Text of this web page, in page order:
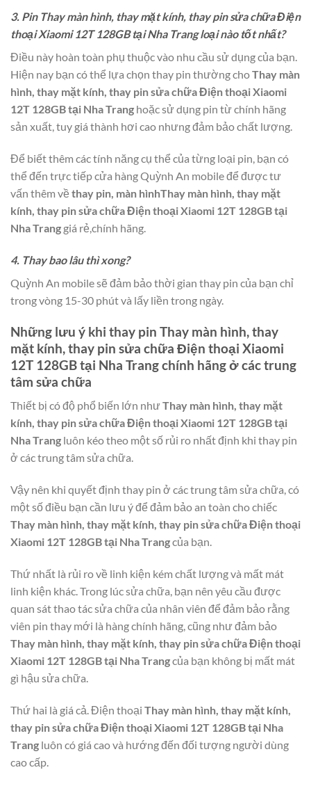
3. Pin Thay màn hình, thay mặt kính, thay pin sửa chữa Điện
thoại Xiaomi 12T 128GB tại Nha Trang loại nào tốt nhất?
Điều này hoàn toàn phụ thuộc vào nhu cầu sử dụng của bạn.
Hiện nay bạn có thể lựa chọn thay pin thường choThay màn
hình, thay mặt kính, thay pin sửa chữa Điện thoại Xiaomi
12T 128GB tại Nha Trang hoặc sử dụng pin từ chính hãng
sản xuất, tuy giá thành hơi cao nhưng đảm bảo chất lượng.
Để biết thêm các tính năng cụ thể của từng loại pin, bạn có
thể đến trực tiếp cửa hàng Quỳnh An mobile để được tư
vấn thêm về thay pin, màn hìnhThay màn hình, thay mặt
kính, thay pin sửa chữa Điện thoại Xiaomi 12T 128GB tại
Nha Trang giá rẻ,chính hãng.
4. Thay bao lâu thì xong?
Quỳnh An mobile sẽ đảm bảo thời gian thay pin của bạn chỉ
trong vòng 15-30 phút và lấy liền trong ngày.
Những lưu ý khi thay pin Thay màn hình, thay
mặt kính, thay pin sửa chữa Điện thoại Xiaomi
12T 128GB tại Nha Trangchính hãng ở các trung
tâm sửa chữa
Thiết bị có độ phổ biến lớn nhưThay màn hình, thay mặt
kính, thay pin sửa chữa Điện thoại Xiaomi 12T 128GB tại
Nha Trang luôn kéo theo một số rủi ro nhất định khi thay pin
ở các trung tâm sửa chữa.
Vậy nên khi quyết định thay pin ở các trung tâm sửa chữa, có
một số điều bạn cần lưu ý để đảm bảo an toàn cho chiếc
Thay màn hình, thay mặt kính, thay pin sửa chữa Điện thoại
Xiaomi 12T 128GB tại Nha Trangcủa bạn.
Thứ nhất là rủi ro về linh kiện kém chất lượng và mất mát
linh kiện khác. Trong lúc sửa chữa, bạn nên yêu cầu được
quan sát thao tác sửa chữa của nhân viên để đảm bảo rằng
viên pin thay mới là hàng chính hãng, cũng như đảm bảo
Thay màn hình, thay mặt kính, thay pin sửa chữa Điện thoại
Xiaomi 12T 128GB tại Nha Trangcủa bạn không bị mất mát
gì hậu sửa chữa.
Thứ hai là giá cả. Điện thoại Thay màn hình, thay mặt kính,
thay pin sửa chữa Điện thoại Xiaomi 12T 128GB tại Nha
Trang luôn có giá cao và hướng đến đối tượng người dùng
cao cấp.